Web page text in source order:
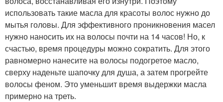
использовать такие масла для красоты волос нужно до
мытья головы. Для эффективного проникновения масел
нужно наносить их на волосы почти на 14 часов! Но, к
счастью, время процедуры можно сократить. Для этого
равномерно нанесите на волосы подогретое масло,
сверху наденьте шапочку для душа, а затем прогрейте
волосы феном. Это уменьшит время выдержки масла
примерно на треть.